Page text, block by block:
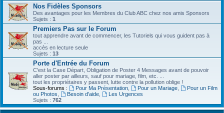
Nos Fidèles Sponsors
Des avantages pour les Membres du Club ABC chez nos amis Sponsors
Sujets : 1
Premiers Pas sur le Forum
tout apprendre avant de commencer, les Tutoriels qui vous guident pas à
pas ...
accès en lecture seule
Sujets : 13
Porte d'Entrée du Forum
C'est la Case Départ, Obligation de Poster 4 Messages avant de pouvoir
aller poster par ailleurs, sauf pour mariage, film, etc. ...
tout les propriétaires y passent, lutte contre la pollution oblige !
Sous-forums :
Pour Ma Présentation, Pour un Mariage,
Pour un Film
ou Photos
Besoin d'aide,
Les Urgences
Sujets : 762